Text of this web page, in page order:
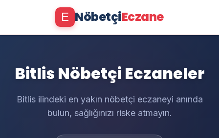
E NöbetçiEczane
Bitlis Nöbetçi Eczaneler
Bitlis ilindeki en yakın nöbetçi eczaneyi anında
bulun, sağlığınızı riske atmayın.